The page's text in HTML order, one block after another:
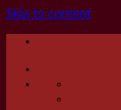
Skip to content